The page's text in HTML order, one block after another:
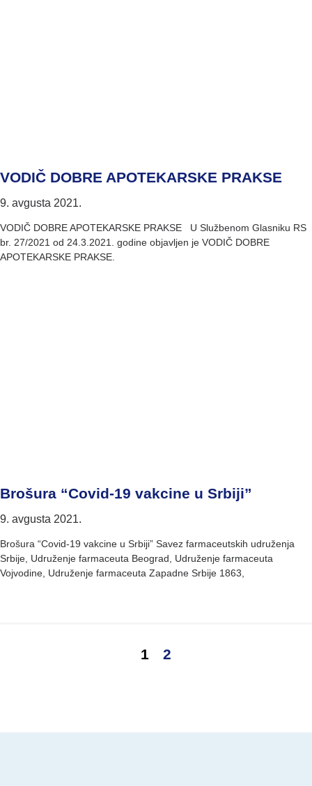
VODIČ DOBRE APOTEKARSKE PRAKSE
9. avgusta 2021.
VODIČ DOBRE APOTEKARSKE PRAKSE U Službenom Glasniku RS
br. 27/2021 od 24.3.2021. godine objavljen je VODIČ DOBRE
APOTEKARSKE PRAKSE.
Brošura “Covid-19 vakcine u Srbiji”
9. avgusta 2021.
Brošura “Covid-19 vakcine u Srbiji” Savez farmaceutskih udruženja
Srbije, Udruženje farmaceuta Beograd, Udruženje farmaceuta
Vojvodine, Udruženje farmaceuta Zapadne Srbije 1863,
1 2